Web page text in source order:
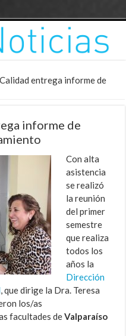
entrega informe de
informe de
Con alta
asistencia
se realizó
la reunión
del primer
semestre
que realiza
todos los
años la
Dirección
, que dirige la Dra. Teresa
los/as
facultades deValparaíso